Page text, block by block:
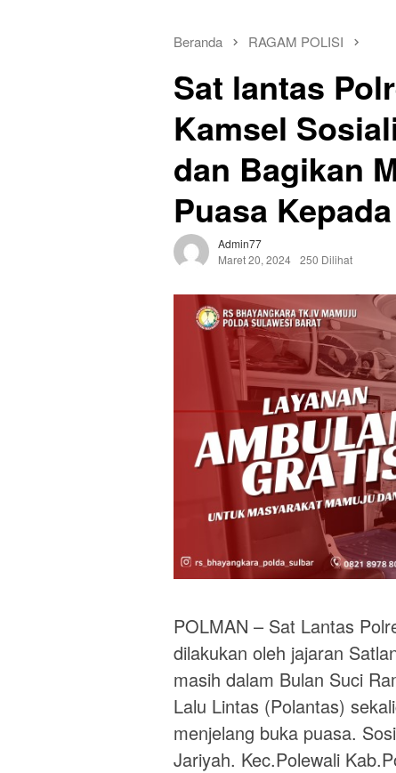
Beranda RAGAM POLISI
Sat lantas
Kamsel
dan Bagikan
Puasa
Admin77
Maret 20, 2024 250 Dilihat
POLMAN – Sat Lantas
dilakukan oleh jajaran
masih dalam Bulan Suci
Lalu Lintas (Polantas)
menjelang buka puasa.
Jariyah. Kec.Polewali